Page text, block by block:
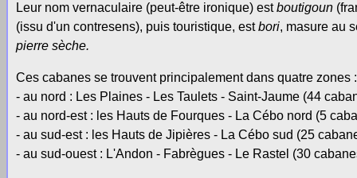
Leur nom vernaculaire (peut-être ironique) estboutigoun
(issu d'un contresens), puis touristique, estbori, masure au
pierre sèche.
Ces cabanes se trouvent principalement dans quatre zones :
- au nord : Les Plaines - Les Taulets - Saint-Jaume (44
- au nord-est : les Hauts de Fourques - La Cébo nord (5
- au sud-est : les Hauts de Jipières - La Cébo sud (25
- au sud-ouest : L'Andon - Fabrègues - Le Rastel (30